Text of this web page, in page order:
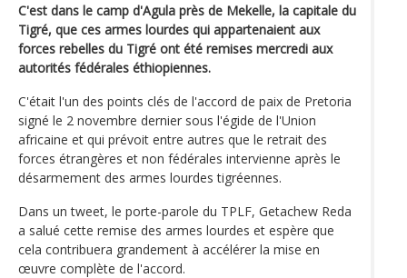
C'est dans le camp d'Agula près de Mekelle, la capitale du
Tigré, que ces armes lourdes qui appartenaient aux
forces rebelles du Tigré ont été remises mercredi aux
autorités fédérales éthiopiennes.
C'était l'un des points clés de l'accord de paix de Pretoria
signé le 2 novembre dernier sous l'égide de l'Union
africaine et qui prévoit entre autres que le retrait des
forces étrangères et non fédérales intervienne après le
désarmement des armes lourdes tigréennes.
Dans un tweet, le porte-parole du TPLF, Getachew Reda
a salué cette remise des armes lourdes et espère que
cela contribuera grandement à accélérer la mise en
œuvre complète de l'accord.